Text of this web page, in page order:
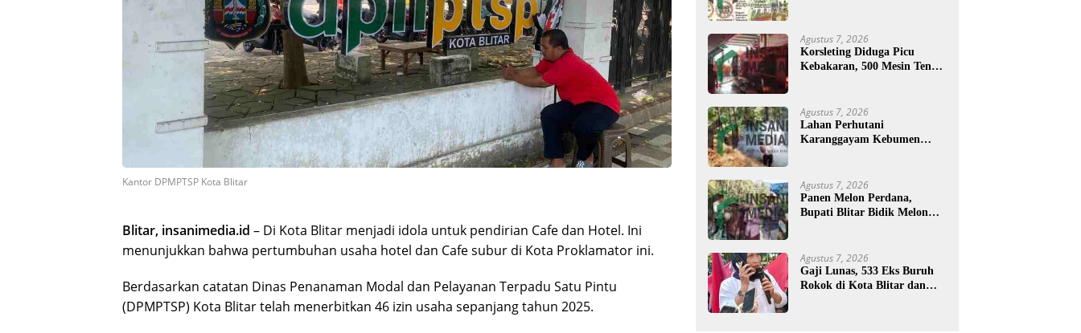
Kantor DPMPTSP Kota Blitar
Blitar, insanimedia.id – Di Kota Blitar menjadi idola untuk pendirian Cafe dan Hotel. Ini
menunjukkan bahwa pertumbuhan usaha hotel dan Cafe subur di Kota Proklamator ini.
Berdasarkan catatan Dinas Penanaman Modal dan Pelayanan Terpadu Satu Pintu
(DPMPTSP) Kota Blitar telah menerbitkan 46 izin usaha sepanjang tahun 2025.
Agustus 7, 2026
Korsleting Diduga Picu
Kebakaran, 500 Mesin Tenun
Agustus 7, 2026
Lahan Perhutani
Karanggayam Kebumen
Agustus 7, 2026
Panen Melon Perdana,
Bupati Blitar Bidik Melon
Agustus 7, 2026
Gaji Lunas, 533 Eks Buruh
Rokok di Kota Blitar dan